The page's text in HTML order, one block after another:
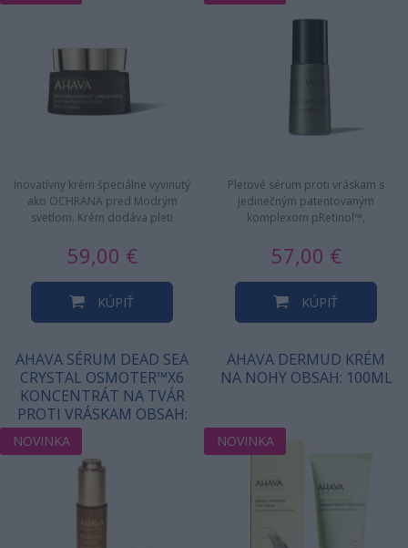
Inovatívny krém špeciálne vyvinutý
ako OCHRANA pred Modrým
svetlom. Krém dodáva pleti
59,00 €
KÚPIŤ
Pleťové sérum proti vráskam s
jedinečným patentovaným
komplexom pRetinol™,
Mŕtveho mora…
57,00 €
KÚPIŤ
AHAVA SÉRUM DEAD SEA
CRYSTAL OSMOTER™X6
KONCENTRÁT NA TVÁR
PROTI VRÁSKAM OBSAH:
30 ML
NOVINKA
AHAVA DERMUD KRÉM
NA NOHY OBSAH: 100ML
NOVINKA